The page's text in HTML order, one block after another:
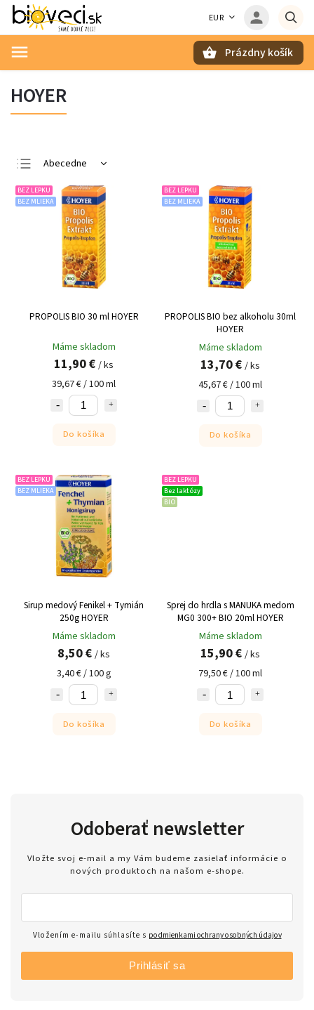
EUR
Prázdny košík
HOYER
Abecedne
Najlacnejšie
Najdrahšie
Najpredávanejšie
BEZ LEPKU
BEZ MLIEKA
PROPOLIS BIO 30 ml HOYER
Máme skladom
11,90 € / ks
39,67 € / 100 ml
Do košíka
BEZ LEPKU
BEZ MLIEKA
PROPOLIS BIO bez alkoholu 30ml
HOYER
Máme skladom
13,70 € / ks
45,67 € / 100 ml
Do košíka
BEZ LEPKU
BEZ MLIEKA
Sirup medový Fenikel + Tymián
250g HOYER
Máme skladom
8,50 € / ks
3,40 € / 100 g
Do košíka
BEZ LEPKU
Bez laktózy
BIO
Sprej do hrdla s MANUKA medom
MG0 300+ BIO 20ml HOYER
Máme skladom
15,90 € / ks
79,50 € / 100 ml
Do košíka
Odoberať newsletter
Vložte svoj e-mail a my Vám budeme zasielať informácie o
nových produktoch na našom e-shope.
Vložením e-mailu súhlasíte s podmienkami ochrany osobných údajov
Prihlásiť sa